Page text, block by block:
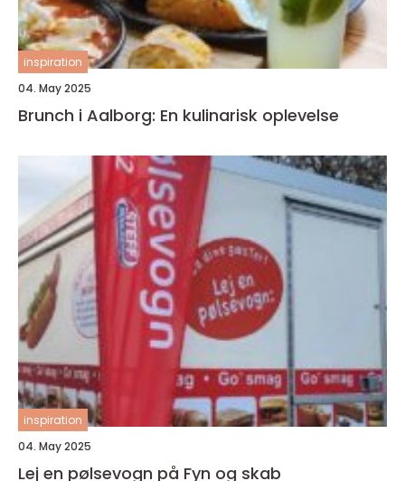
inspiration
04. May 2025
Brunch i Aalborg: En kulinarisk oplevelse
inspiration
04. May 2025
Lej en pølsevogn på Fyn og skab